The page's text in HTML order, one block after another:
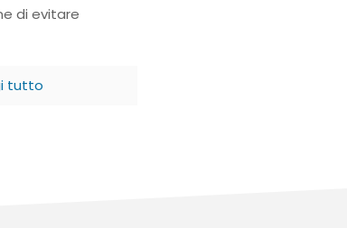
di evitare
tutto